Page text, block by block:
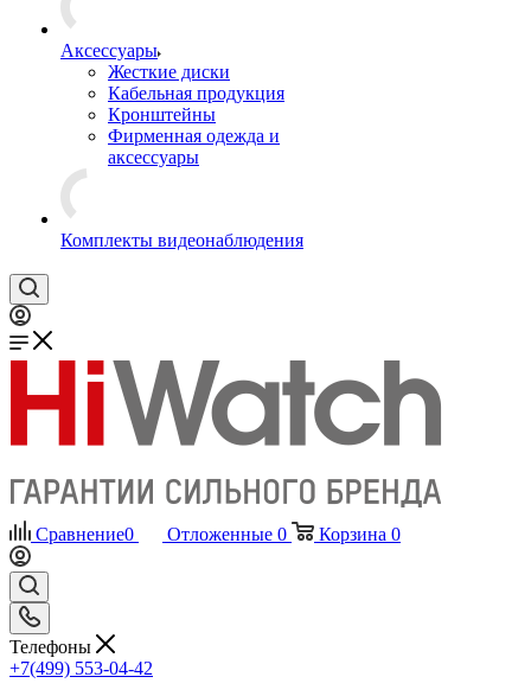
Аксессуары
Жесткие диски
Кабельная продукция
Кронштейны
Фирменная одежда и
аксессуары
Комплекты видеонаблюдения
Сравнение0 Отложенные 0 Корзина 0
Телефоны
+7(499) 553-04-42